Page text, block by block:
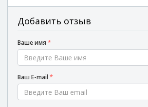
Верещакова Л. М.
Терапевт
Войлевич Н. А.
Добавить отзыв
Ваше имя *
Ваш E-mail*